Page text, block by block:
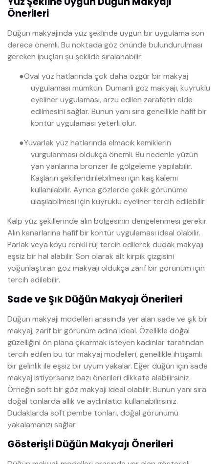
Önerileri
Düğün makyajında yüz şeklinde uygun bir uygulama son
derece önemli. Bu noktada göz önünde bulundurulması
gereken ipuçları şu şekilde sıralanabilir:
●Oval yüz hatlarında çok daha özgür bir makyaj
uygulaması mümkün. Dumanlı göz makyajı, kuyruklu
eyeliner uygulaması, arzu edilen zarafetin elde
edilmesini sağlar. Bunun yanı sıra genellikle hafif bir
kontür uygulaması yeterli olur.
●Yuvarlak yüz hatlarında elmacık kemiklerin
vurgulanması oldukça önemli. Bu nedenle yüzün
yan yanlarına bronzer ile gölgeleme yapılabilir.
Kaşların şekillendirilebilmesi için kaş kalemi
kullanılabilir. Ayrıca gözlerde çekik görünüme
ulaşılabilmesi için kuyruklu eyeliner tercih edilebilir.
Kalp yüz şekillerinde alın bölgesinin dengelenmesi gerekir.
Alın kenarlarına hafif bir kontür uygulaması ideal olabilir.
Parlak veya koyu renkli ruj tercih edilerek dudak makyajı
eşsiz bir hal alabilir. Son olarak alt kirpik çizgisini
yoğunlaştıran göz makyajı oldukça zarif bir görünüm için
tercih edilebilir.
Sade ve Şık Düğün Makyajı Önerileri
Düğün makyajı modelleri arasında yer alan sade ve şık bir
makyaj, zarif bir görünüm adına ideal. Özellikle doğal
güzelliğini ön plana çıkarmak isteyen kadınlar tarafından
tercih edilen bu tür makyaj modelleri, genellikle ihtişamlı
bir gelinlik ile eşsiz bir uyum yakalar. Eğer düğün için sade
makyaj istiyorsanız bazı önerileri dikkate alabilirsiniz.
Örneğin soft bir göz makyajı ideal olabilir. Bunun yanı sıra
doğal tonlarda allık ve aydınlatıcı kullanabilirsiniz.
Dudaklarda soft pembe tonları, doğal görünümü
yakalamanızı sağlar.
Gösterişli Düğün Makyajı Önerileri